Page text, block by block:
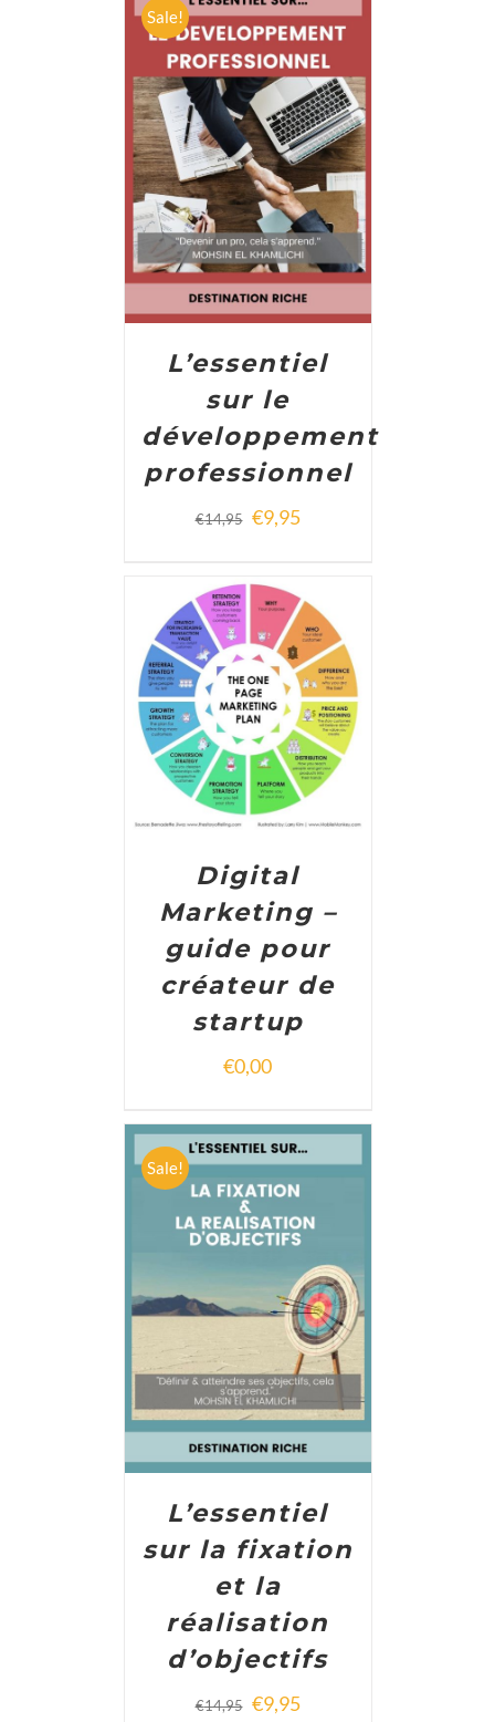
Sale!
ADD TO CART / DETAILS
L’essentiel
sur le
développement
professionnel
€14,95 €9,95
ADD TO CART / DETAILS
Digital
Marketing –
guide pour
créateur de
startup
€0,00
Sale!
ADD TO CART DETAILS
L’essentiel
sur la fixation
et la
réalisation
d’objectifs
€14,95 €9,95